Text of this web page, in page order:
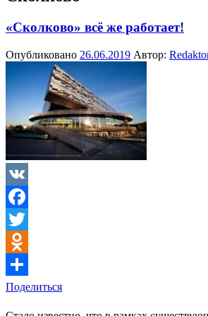
«Сколково» всё же работает!
Опубликовано 26.06.2019 Автор:
VK
Facebook
Twitter
Odnoklassniki
Поделиться